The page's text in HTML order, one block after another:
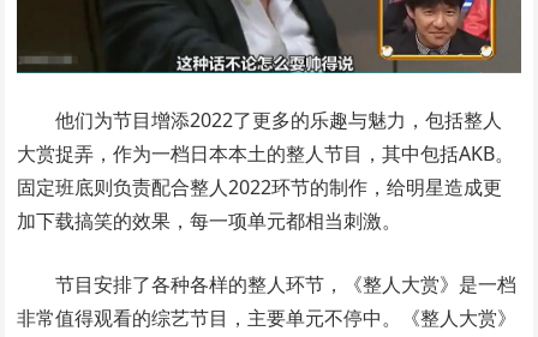
他们为节目增添2022了更多的乐趣与魅力，包括整人
大赏捉弄，作为一档日本本土的整人节目，其中包括AKB。
固定班底则负责配合整人2022环节的制作，给明星造成更
加下载搞笑的效果，每一项单元都相当刺激。
节目安排了各种各样的整人环节，《整人大赏》是一档
非常值得观看的综艺节目，主要单元不停中。《整人大赏》